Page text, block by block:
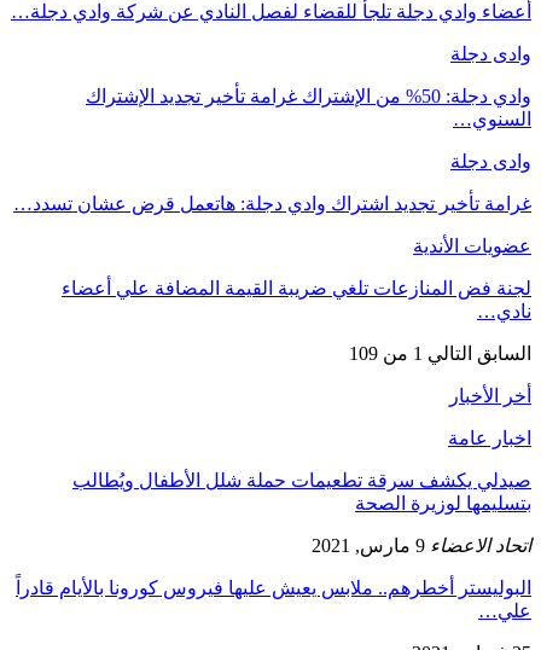
أعضاء وادي دجلة تلجأ للقضاء لفصل النادي عن شركة وادي دجلة…
وادى دجلة
وادي دجلة: 50% من الإشتراك غرامة تأخير تجديد الإشتراك
السنوي…
وادى دجلة
غرامة تأخير تجديد اشتراك وادي دجلة: هاتعمل قرض عشان تسدد…
عضويات الأندية
لجنة فض المنازعات تلغي ضريبة القيمة المضافة علي أعضاء
نادي…
السابق التالي 1 من 109
أخر الأخبار
اخبار عامة
صيدلي يكشف سرقة تطعيمات حملة شلل الأطفال ويُطالب
بتسليمها لوزيرة الصحة
اتحاد الاعضاء 9 مارس, 2021
البوليستر أخطرهم.. ملابس يعيش عليها فيروس كورونا بالأيام قادراً
علي…